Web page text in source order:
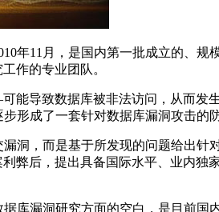
年11月，是国内第一批成立的、
作的专业团队。
导致数据库被非法访问，从而发
形成了一套针对数据库漏洞攻击
洞，而是基于所发现的问题给出
弊后，提出具备国际水平、业内
库漏洞研究方面的空白，是目前国